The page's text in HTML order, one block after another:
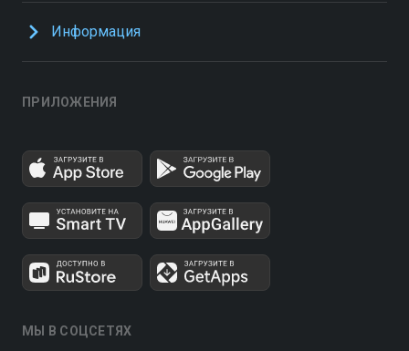
Информация
ПРИЛОЖЕНИЯ
МЫ В СОЦСЕТЯХ